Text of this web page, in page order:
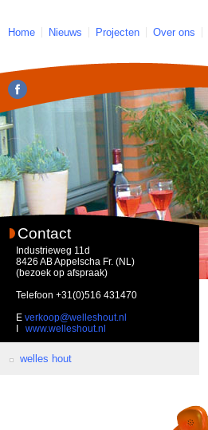
Home Nieuws Projecten Over ons
Contact
Industrieweg 11d
8426 AB Appelscha Fr. (NL)
(bezoek op afspraak)
Telefoon +31(0)516 431470
E verkoop@welleshout.nl
www.welleshout.nl
welles hout